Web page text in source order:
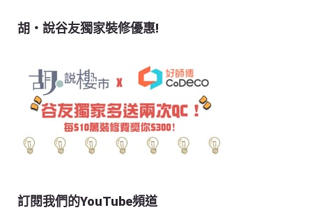
胡‧說谷友獨家裝修優惠!
訂閱我們的YouTube頻道